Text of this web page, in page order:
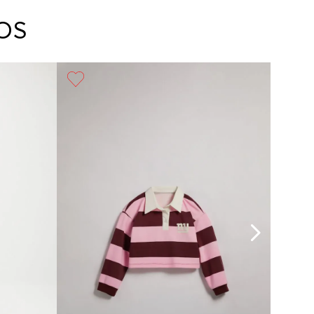
la recogida del producto en la dirección